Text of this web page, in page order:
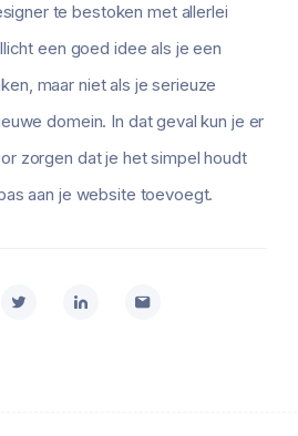
te bestoken met allerlei
een goed idee als je een
maar niet als je serieuze
domein. In dat geval kun je er
zorgen dat je het simpel houdt
aan je website toevoegt.